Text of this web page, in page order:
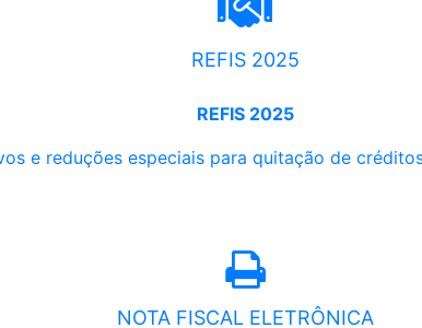
REFIS 2025
REFIS 2025
e reduções especiais para quitação de
NOTA FISCAL ELETRÔNICA